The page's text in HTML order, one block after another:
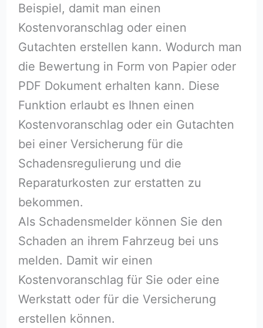
Beispiel, damit man einen
Kostenvoranschlag oder einen
Gutachten erstellen kann. Wodurch man
die Bewertung in Form von Papier oder
PDF Dokument erhalten kann. Diese
Funktion erlaubt es Ihnen einen
Kostenvoranschlag oder ein Gutachten
bei einer Versicherung für die
Schadensregulierung und die
Reparaturkosten zur erstatten zu
bekommen.
Als Schadensmelder können Sie den
Schaden an ihrem Fahrzeug bei uns
melden. Damit wir einen
Kostenvoranschlag für Sie oder eine
Werkstatt oder für die Versicherung
erstellen können.